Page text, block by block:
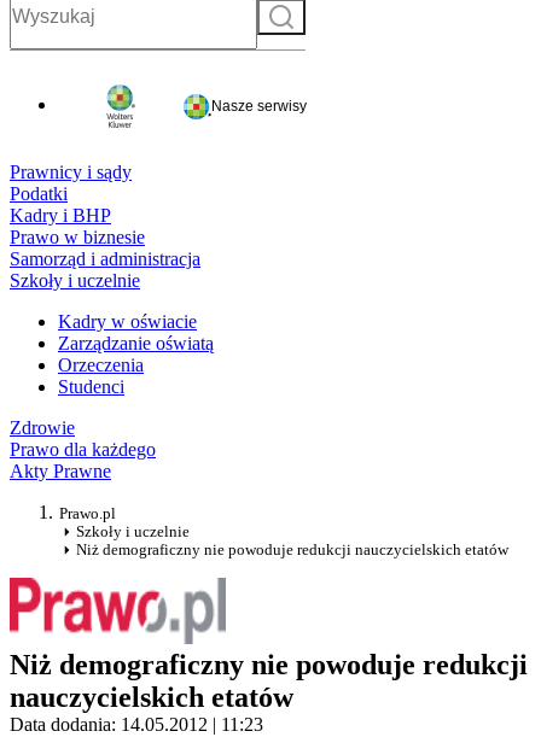
Szukaj
Nasze serwisy
Prawnicy i sądy
Podatki
Kadry i BHP
Prawo w biznesie
Samorząd i administracja
Szkoły i uczelnie
Kadry w oświacie
Zarządzanie oświatą
Orzeczenia
Studenci
Zdrowie
Prawo dla każdego
Akty Prawne
Prawo.pl
Szkoły i uczelnie
Niż demograficzny nie powoduje redukcji nauczycielskich etatów
Niż demograficzny nie powoduje redukcji
nauczycielskich etatów
Data dodania: 14.05.2012 | 11:23